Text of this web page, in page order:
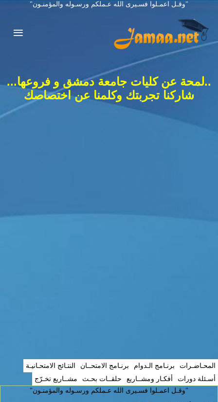
"وقـل اعمـلوا فسـيرى الله عـملكم ورسـوله والمؤمنـون"
..لمحة عن كليات جامعة دمشق و فروعها...
شاركنا تجربتك وكلمنا عن اختصاصك
المحـاضـرات برنـامج الـدوام برنـامج الامتحــان
النتـائج الامتحـانيـة
أسـئلة دورات
أفكـار ومشــاريع حلقــات بحـث
مشــاريع تخـرّج
"وقـل اعمـلوا فسـيرى الله عـملكم ورسـوله والمؤمنـون"